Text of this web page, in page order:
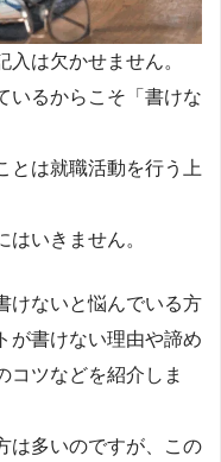
は欠かせません。
いるからこそ「書けな
とは就職活動を行う上
はいきません。
けないと悩んでいる方
が書けない理由や諦め
コツなどを紹介しま
は多いのですが、この